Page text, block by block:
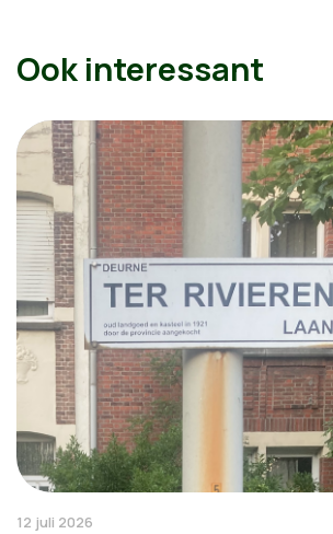
Ook interessant
12 juli 2026